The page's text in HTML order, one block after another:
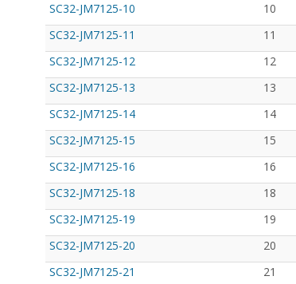
SC32-JM7125-10
10
SC32-JM7125-11
11
SC32-JM7125-12
12
SC32-JM7125-13
13
SC32-JM7125-14
14
SC32-JM7125-15
15
SC32-JM7125-16
16
SC32-JM7125-18
18
SC32-JM7125-19
19
SC32-JM7125-20
20
SC32-JM7125-21
21